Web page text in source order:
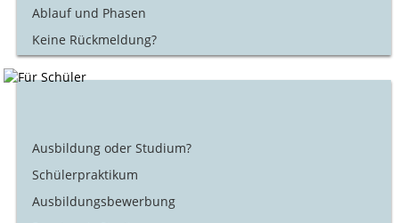
Ablauf und Phasen
Keine Rückmeldung?
Ausbildung oder Studium?
Schülerpraktikum
Ausbildungsbewerbung